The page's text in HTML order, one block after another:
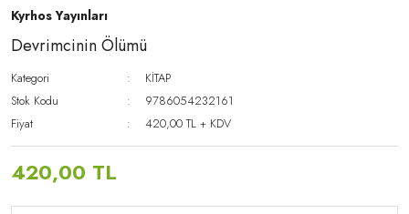
Kyrhos Yayınları
Devrimcinin Ölümü
Kategori
KİTAP
Stok Kodu
9786054232161
Fiyat
420,00 TL + KDV
420,00 TL